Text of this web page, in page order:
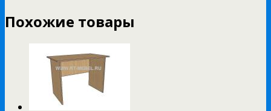
Похожие товары